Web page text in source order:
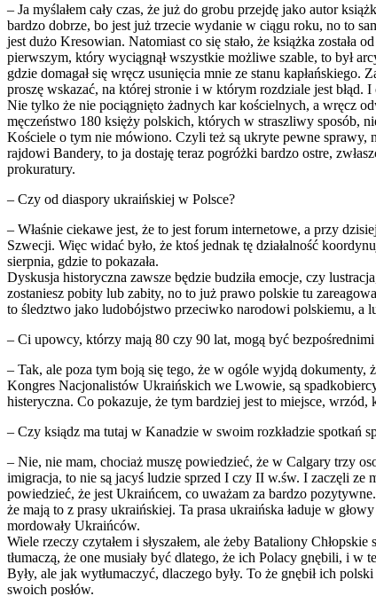
– Ja myślałem cały czas, że już do grobu przejdę jako autor
bardzo dobrze, bo jest już trzecie wydanie w ciągu roku, no to
jest dużo Kresowian. Natomiast co się stało, że książka została
pierwszym, który wyciągnął wszystkie możliwe szable, to był
gdzie domagał się wręcz usunięcia mnie ze stanu
proszę wskazać, na której stronie i w którym rozdziale jest błąd.
Nie tylko że nie pociągnięto żadnych kar kościelnych, a wręcz
męczeństwo 180 księży polskich, których w straszliwy sposób,
Kościele o tym nie mówiono. Czyli też są ukryte pewne sprawy,
rajdowi Bandery, to ja dostaję teraz pogróżki bardzo ostre,
prokuratury.
– Czy od diaspory ukraińskiej w Polsce?
– Właśnie ciekawe jest, że to jest forum internetowe, a przy
Szwecji. Więc widać było, że ktoś jednak tę działalność
sierpnia, gdzie to pokazała.
Dyskusja historyczna zawsze będzie budziła emocje, czy
zostaniesz pobity lub zabity, no to już prawo polskie tu
to śledztwo jako ludobójstwo przeciwko narodowi polskiemu, a
– Ci upowcy, którzy mają 80 czy 90 lat, mogą być
– Tak, ale poza tym boją się tego, że w ogóle wyjdą dokumenty,
Kongres Nacjonalistów Ukraińskich we Lwowie, są
histeryczna. Co pokazuje, że tym bardziej jest to miejsce, wrzód,
– Czy ksiądz ma tutaj w Kanadzie w swoim rozkładzie spotkań
– Nie, nie mam, chociaż muszę powiedzieć, że w Calgary trzy
imigracja, to nie są jacyś ludzie sprzed I czy II w.św. I zaczęli ze
powiedzieć, że jest Ukraińcem, co uważam za bardzo
że mają to z prasy ukraińskiej. Ta prasa ukraińska ładuje w
mordowały Ukraińców.
Wiele rzeczy czytałem i słyszałem, ale żeby Bataliony
tłumaczą, że one musiały być dlatego, że ich Polacy gnębili, i
Były, ale jak wytłumaczyć, dlaczego były. To że gnębił ich
swoich posłów.